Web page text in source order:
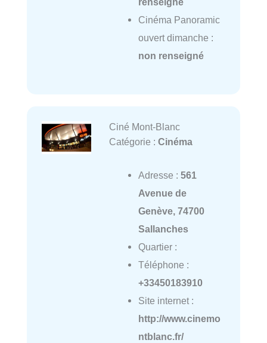
Cinéma Panoramic
ouvert dimanche :
non renseigné
Ciné Mont-Blanc
Catégorie : Cinéma
Adresse : 561
Avenue de
Genève, 74700
Sallanches
Quartier :
Téléphone :
+33450183910
Site internet :
http://www.cinemo
ntblanc.fr/